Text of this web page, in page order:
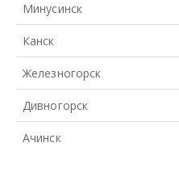
Минусинск
Канск
Железногорск
Дивногорск
Ачинск